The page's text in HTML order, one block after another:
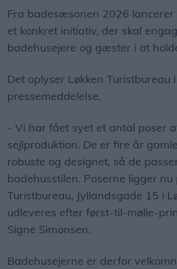
Fra badesæsonen 2026 lancerer
et konkret initiativ, der skal
badehusejere og gæster i at
Det oplyser Løkken Turistbureau
pressemeddelelse.
- Vi har fået syet et antal poser
sejlproduktion. De er fire år
robuste og designet, så de
badehusstilen. Poserne ligger nu
Turistbureau, Jyllandsgade 15 i
udleveres efter først-til-mølle-
Signe Simonsen.
Badehusejerne er derfor